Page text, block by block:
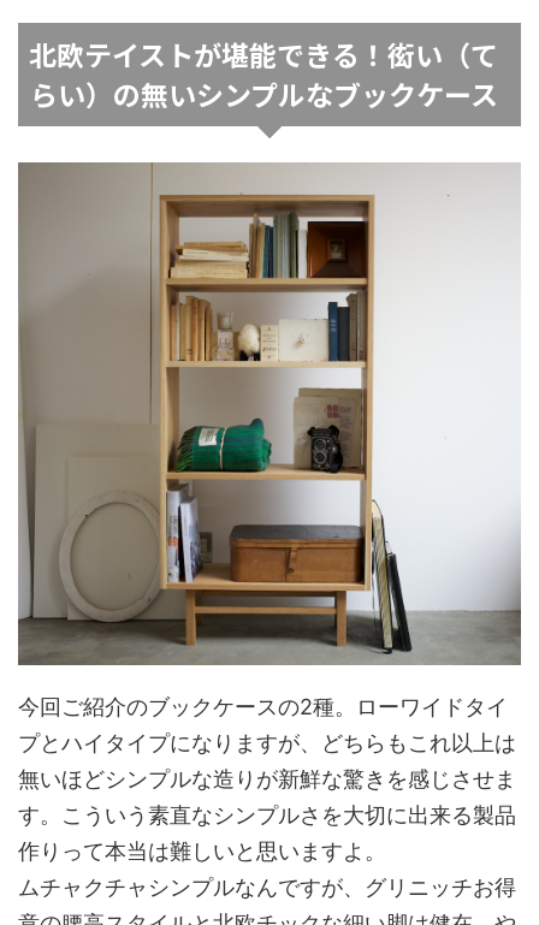
北欧テイストが堪能できる！衒い（て
らい）の無いシンプルなブックケース
今回ご紹介のブックケースの2種。ローワイドタイ
プとハイタイプになりますが、どちらもこれ以上は
無いほどシンプルな造りが新鮮な驚きを感じさせま
す。こういう素直なシンプルさを大切に出来る製品
作りって本当は難しいと思いますよ。
ムチャクチャシンプルなんですが、グリニッチお得